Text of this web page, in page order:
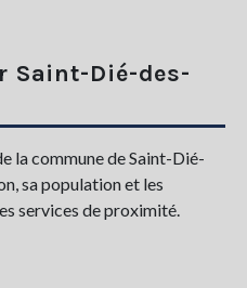
Saint-Dié-des-
la commune de Saint-Dié-
sa population et les
services de proximité.